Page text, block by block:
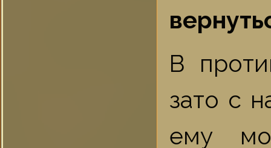
В
зато с
ему